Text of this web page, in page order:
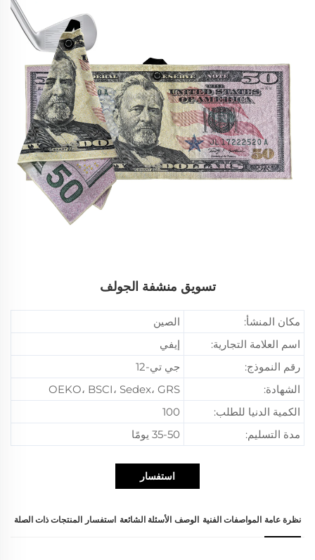
تسويق منشفة الجولف
مكان المنشأ:
الصين
اسم العلامة التجارية:
إيفي
رقم النموذج:
جي تي-12
الشهادة:
OEKO، BSCI، Sedex، GRS
الكمية الدنيا للطلب:
100
مدة التسليم:
35-50 يومًا
استفسار
نظرة عامة المواصفات الفنية الوصف الأسئلة الشائعة استفسار المنتجات ذات الصلة